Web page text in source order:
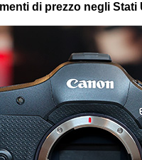
di prezzo negli Stati